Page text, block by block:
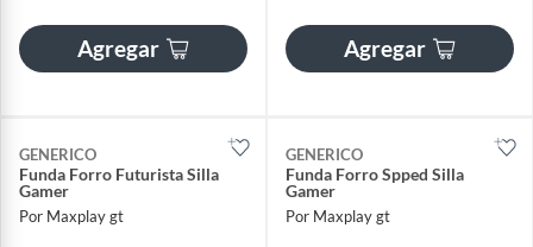
Agregar Agregar
GENERICO
Funda Forro Futurista Silla
Gamer
Por Maxplay gt
GENERICO
Funda Forro Spped Silla
Gamer
Por Maxplay gt